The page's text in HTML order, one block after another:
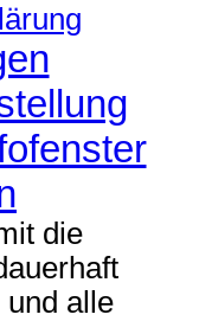
die
alle